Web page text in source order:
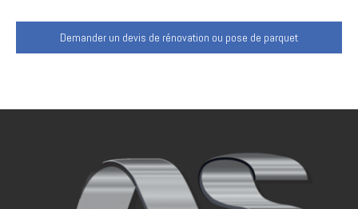
Demander un devis de rénovation ou pose de parquet